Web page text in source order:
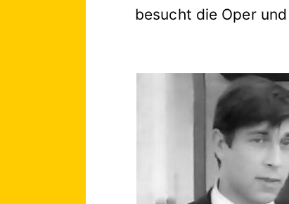
besucht die Oper